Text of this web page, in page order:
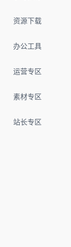
资源下载
办公工具
运营专区
素材专区
站长专区